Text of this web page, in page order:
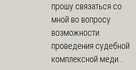
прошу связаться со
мной во вопросу
возможности
проведения судебной
комплексной меди...